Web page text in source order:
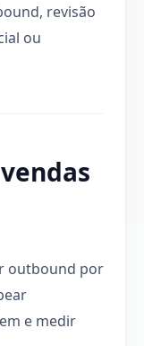
revisão
ou
outbound por
e medir